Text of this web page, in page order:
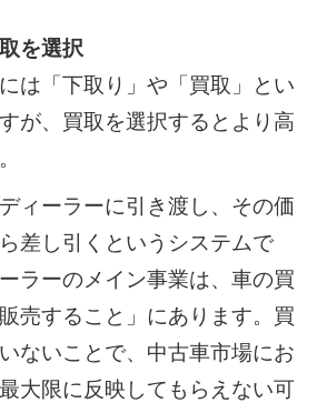
を選択
は「下取り」や「買取」とい
が、買取を選択するとより高
ィーラーに引き渡し、その価
差し引くというシステムで
ラーのメイン事業は、車の買
売すること」にあります。買
ないことで、中古車市場にお
大限に反映してもらえない可